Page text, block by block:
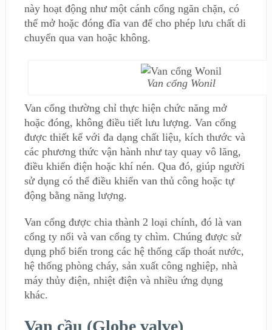
này hoạt động như một cánh cổng ngăn chặn, có
thể mở hoặc đóng đĩa van để cho phép lưu chất di
chuyển qua van hoặc không.
Van cổng Wonil
Van cổng thường chỉ thực hiện chức năng mở
hoặc đóng, không điều tiết lưu lượng. Van cổng
được thiết kế với đa dạng chất liệu, kích thước và
các phương thức vận hành như tay quay vô lăng,
điều khiển điện hoặc khí nén. Qua đó, giúp người
sử dụng có thể điều khiển van thủ công hoặc tự
động bằng năng lượng.
Van cổng được chia thành 2 loại chính, đó là van
cổng ty nổi và van cổng ty chìm. Chúng được sử
dụng phổ biến trong các hệ thống cấp thoát nước,
hệ thống phòng cháy, sản xuất công nghiệp, nhà
máy thủy điện, nhiệt điện và nhiều ứng dụng
khác.
Van cầu (Globe valve)